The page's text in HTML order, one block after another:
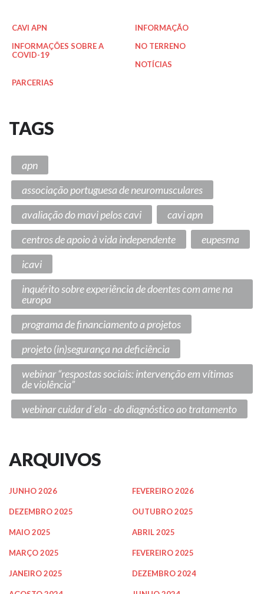
CAVI APN
INFORMAÇÃO
INFORMAÇÕES SOBRE A
COVID-19
NO TERRENO
NOTÍCIAS
PARCERIAS
TAGS
apn
associação portuguesa de neuromusculares
avaliação do mavi pelos cavi
cavi apn
centros de apoio à vida independente
eupesma
icavi
inquérito sobre experiência de doentes com ame na
europa
programa de financiamento a projetos
projeto (in)segurança na deficiência
webinar “respostas sociais: intervenção em vítimas
de violência”
webinar cuidar d´ela - do diagnóstico ao tratamento
ARQUIVOS
JUNHO 2026 FEVEREIRO 2026
DEZEMBRO 2025 OUTUBRO 2025
MAIO 2025 ABRIL 2025
MARÇO 2025 FEVEREIRO 2025
JANEIRO 2025 DEZEMBRO 2024